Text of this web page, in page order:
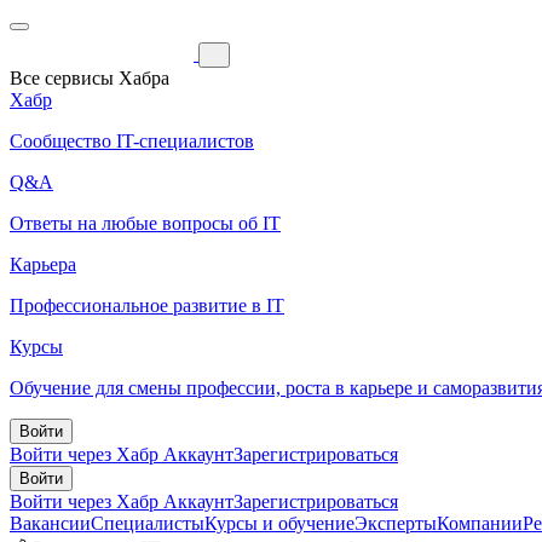
Все сервисы Хабра
Хабр
Сообщество IT-специалистов
Q&A
Ответы на любые вопросы об IT
Карьера
Профессиональное развитие в IT
Курсы
Обучение для смены профессии, роста в карьере и
Войти
Войти через Хабр АккаунтЗарегистрироваться
Войти
Войти через Хабр АккаунтЗарегистрироваться
ВакансииСпециалистыКурсы и обучениеЭкспертыКомпании